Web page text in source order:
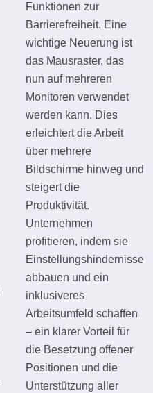
Funktionen zur
Barrierefreiheit. Eine
wichtige Neuerung ist
das Mausraster, das
nun auf mehreren
Monitoren verwendet
werden kann. Dies
erleichtert die Arbeit
über mehrere
Bildschirme hinweg und
steigert die
Produktivität.
Unternehmen
profitieren, indem sie
Einstellungshindernisse
abbauen und ein
inklusiveres
Arbeitsumfeld schaffen
– ein klarer Vorteil für
die Besetzung offener
Positionen und die
Unterstützung aller